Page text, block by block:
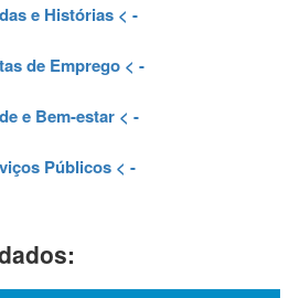
e Histórias < -
de Emprego< -
e Bem-estar < -
Públicos < -